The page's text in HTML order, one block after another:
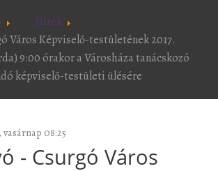
Hírek
Város Képviselő-testületének 2017.
9:00 órakor a Városháza tanácskozó
képviselő-testületi ülésére
vasárnap 08:25
- Csurgó Város